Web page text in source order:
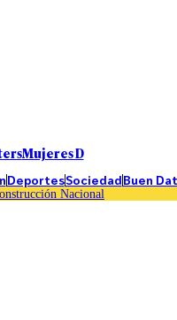
Mujeres D
DeportesSociedadBuen
Nacional